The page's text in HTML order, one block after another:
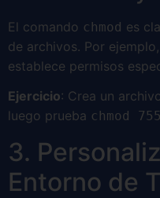
El comando chmod es
de archivos. Por ejemplo,
establece permisos
Ejercicio: Crea un
luego prueba chmod
3.
Entorno de